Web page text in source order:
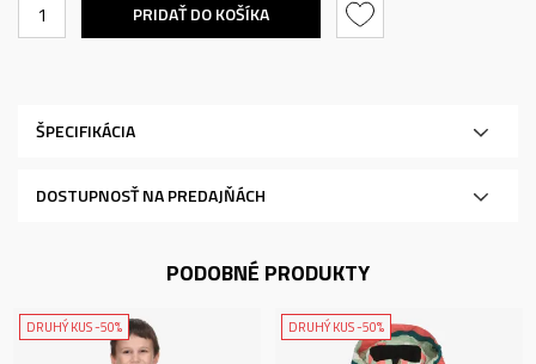
PRIDAŤ DO KOŠÍKA
ŠPECIFIKÁCIA
DOSTUPNOSŤ NA PREDAJŇÁCH
PODOBNÉ PRODUKTY
DRUHÝ KUS -50% DRUHÝ KUS -50%